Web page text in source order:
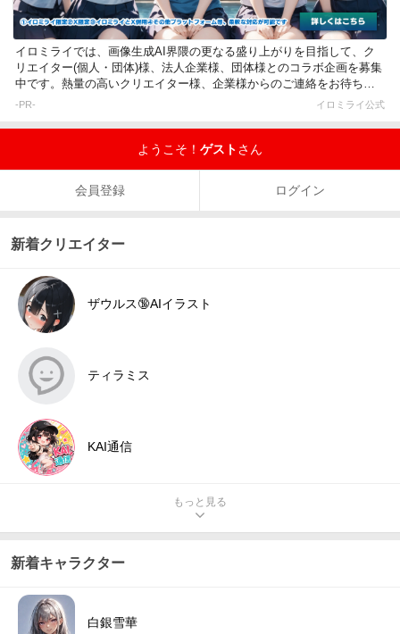
イロミライでは、画像生成AI界隈の更なる盛り上がりを目指して、ク
リエイター(個人・団体)様、法人企業様、団体様とのコラボ企画を募集
中です。熱量の高いクリエイター様、企業様からのご連絡をお待ちし
ています。
-PR- イロミライ公式
ようこそ！ ゲストさん
会員登録 ログイン
新着クリエイター
ザウルス🔞AIイラスト
ティラミス
KAI通信
もっと見る
新着キャラクター
白銀雪華